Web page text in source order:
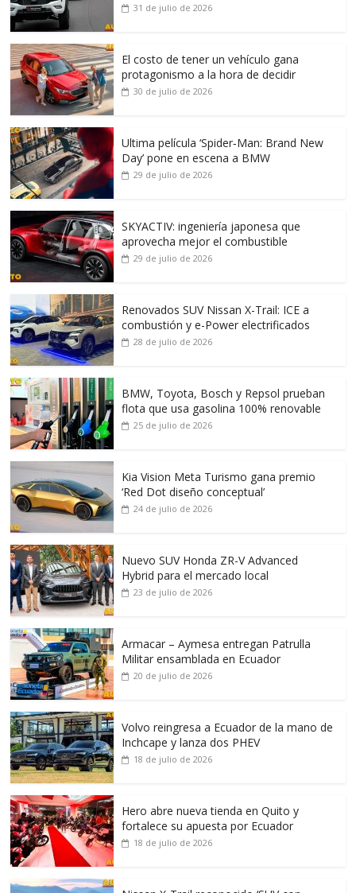
31 de julio de 2026
El costo de tener un vehículo gana
protagonismo a la hora de decidir
30 de julio de 2026
Ultima película ‘Spider‑Man: Brand New
Day’ pone en escena a BMW
29 de julio de 2026
SKYACTIV: ingeniería japonesa que
aprovecha mejor el combustible
29 de julio de 2026
Renovados SUV Nissan X-Trail: ICE a
combustión y e-Power electrificados
28 de julio de 2026
BMW, Toyota, Bosch y Repsol prueban
flota que usa gasolina 100% renovable
25 de julio de 2026
Kia Vision Meta Turismo gana premio
‘Red Dot diseño conceptual’
24 de julio de 2026
Nuevo SUV Honda ZR-V Advanced
Hybrid para el mercado local
23 de julio de 2026
Armacar – Aymesa entregan Patrulla
Militar ensamblada en Ecuador
20 de julio de 2026
Volvo reingresa a Ecuador de la mano de
Inchcape y lanza dos PHEV
18 de julio de 2026
Hero abre nueva tienda en Quito y
fortalece su apuesta por Ecuador
18 de julio de 2026